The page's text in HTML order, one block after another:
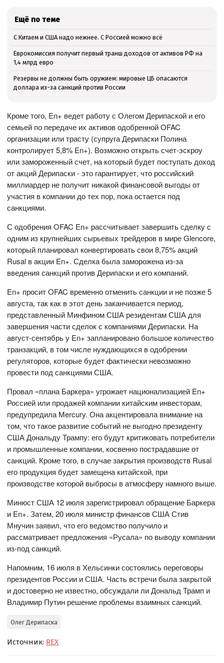
Ещё по теме
С Китаем и США надо нежнее. С Россией можно всё
Еврокомиссия получит первый транш доходов от активов РФ на
1,4 млрд евро
Резервы не должны быть оружием: мировые ЦБ опасаются
доллара из-за санкций против России
Кроме того, En+ ведет работу с Олегом Дерипаской и его
семьей по передаче их активов одобренной OFAC
организации или трасту (супруга Дерипаски Полина
контролирует 5,8% En+). Возможно открыть счет-эскроу
или замороженный счет, на который будет поступать доход
от акций Дерипаски - это гарантирует, что российский
миллиардер не получит никакой финансовой выгоды от
участия в компании до тех пор, пока остается под
санкциями.
С одобрения OFAC En+ рассчитывает завершить сделку с
одним из крупнейших сырьевых трейдеров в мире Glencore,
который планировал конвертировать свои 8,75% акций
Rusal в акции En+. Сделка была заморожена из-за
введения санкций против Дерипаски и его компаний.
En+ просит OFAC временно отменить санкции и не позже 5
августа, так как в этот день заканчивается период,
представленный Минфином США резидентам США для
завершения части сделок с компаниями Дерипаски. На
август-сентябрь у En+ запланировано большое количество
транзакций, в том числе нуждающихся в одобрении
регуляторов, которые будет фактически невозможно
провести под санкциями США.
Провал «плана Баркера» угрожает национализацией En+
Россией или продажей компании китайским инвесторам,
предупредила Mercury. Она акцентировала внимание на
том, что такое развитие событий не выгодно президенту
США Дональду Трампу: его будут критиковать потребители
и промышленные компании, косвенно пострадавшие от
санкций. Кроме того, в случае закрытия производств Rusal
его продукция будет замещена китайской, при
производстве которой выбросы в атмосферу намного выше.
Минюст США 12 июля зарегистрировал обращение Баркера
и En+. Затем, 20 июля министр финансов США Стив
Мнучин заявил, что его ведомство получило и
рассматривает предложения «Русала» по выводу компании
из-под санкций.
Напомним, 16 июля в Хельсинки состоялись переговоры
президентов России и США. Часть встречи была закрытой
и достоверно не известно, обсуждали ли Дональд Трамп и
Владимир Путин решение проблемы взаимных санкций.
Олег Дерипаска
Источник: REX